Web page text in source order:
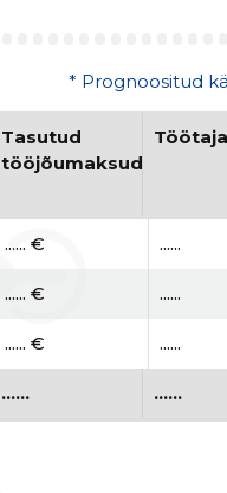
* Prognoositud
Tasutud
tööjõumaksud
...... € ......
...... € ......
...... € ......
...... ......